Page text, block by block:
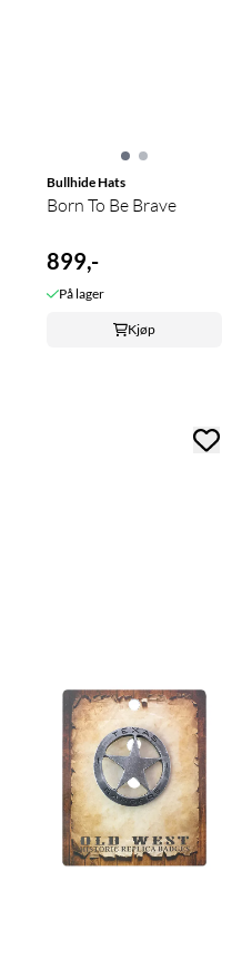
Bullhide Hats
Born To Be Brave
899,-
På lager
Kjøp